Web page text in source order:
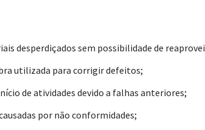
desperdiçados sem possibilidade de
utilizada para corrigir defeitos;
de atividades devido a falhas anteriores;
por não conformidades;